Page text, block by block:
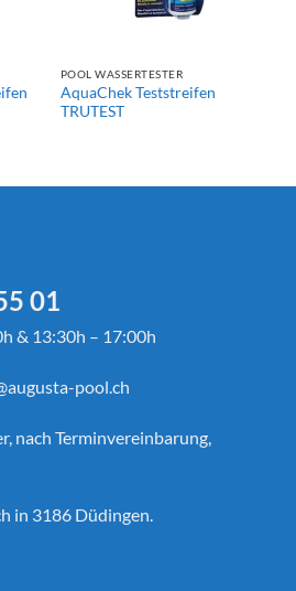
POOL WASSERTESTER
AquaChek Teststreifen
TRUTEST
01
& 13:30h – 17:00h
pool.ch
nach Terminvereinbarung,
in 3186 Düdingen.